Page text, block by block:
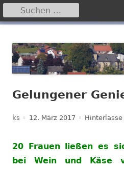
zum
Inhalt
Primäres
Suchen
nach:
Gelungener
Autor
ks Veröffentlicht
12. März 2017
20 Frauen ließen es
bei Wein und Käse